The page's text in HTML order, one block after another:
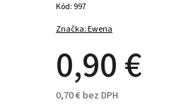
Značka:Ewena
0,90 €
0,70 € bez DPH
Kód: 997